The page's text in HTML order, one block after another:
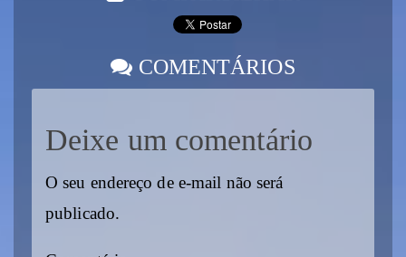
COMENTÁRIOS
Deixe um comentário
O seu endereço de e-mail não será
publicado.